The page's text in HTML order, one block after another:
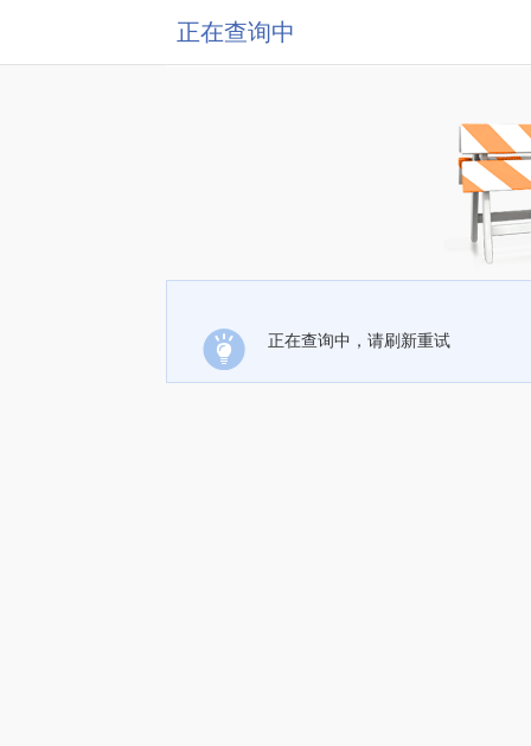
正在查询中
正在查询中，请刷新重试